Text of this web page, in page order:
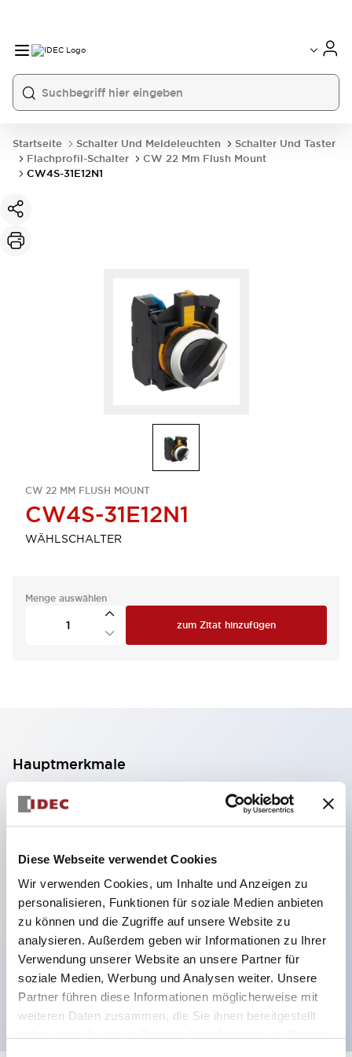
Diese Webseite verwendet Cookies
Wir verwenden Cookies, um Inhalte und Anzeigen zu
personalisieren, Funktionen für soziale Medien anbieten
zu können und die Zugriffe auf unsere Website zu
analysieren. Außerdem geben wir Informationen zu Ihrer
Verwendung unserer Website an unsere Partner für
soziale Medien, Werbung und Analysen weiter. Unsere
Partner führen diese Informationen möglicherweise mit
weiteren Daten zusammen, die Sie ihnen bereitgestellt
Startseite Schalter Und Meldeleuchten
Schalter Und Taster
Flachprofil-Schalter
CW 22 Mm Flush Mount
CW4S-31E12N1
CW 22 MM FLUSH MOUNT
CW4S-31E12N1
WÄHLSCHALTER
Menge auswählen
zum Zitat hinzufügen
Hauptmerkmale
2-Kontakt-Block mit 2 Stufen, ermöglicht eine 4-
Kontakt-Konfiguration (Gewährleistung der
Isolierung zwischen den 2 Kontakten).
59,9 mm (※ 22-stufiger Kontaktblock).
Platzsparendes Design möglich.
Sicherheitsstruktur der 3. Generation: 2-Aktions-
Freisetzung, integrierter Schutz, IP20-
Fingerschutzstruktur